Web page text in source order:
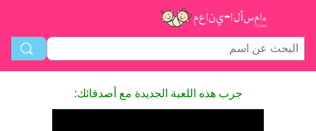
جرب هذه اللعبة الجديدة مع أصدقائك: